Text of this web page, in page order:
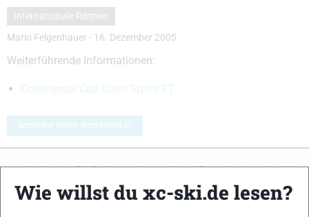
Internationale Rennen
Mario Felgenhauer - 16. Dezember 2005
Weiterführende Informationen:
Continental Cup Olten Sprint FT
Schreibe einen Kommentar
xc-ski.de ist DAS deutschsprachige Portal mit aktuellen
News aus dem Skilanglauf, Biathlon und der Nordischen
Kombination, einer Loipendatenbank,Langlauf-Community
Wie willst du xc-ski.de lesen?